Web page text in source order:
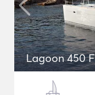
Lagoon 450 F